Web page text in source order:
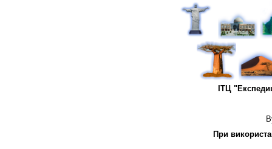
ІТЦ
При